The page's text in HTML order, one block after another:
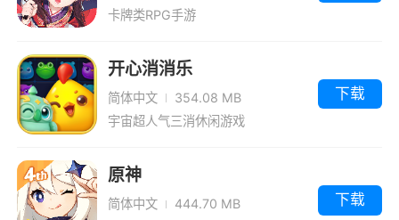
卡牌类RPG手游
开心消消乐
简体中文
354.08 MB
宇宙超人气三消休闲游戏
下载
原神
简体中文
444.70 MB
下载